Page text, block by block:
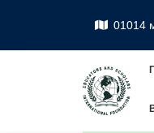
01014